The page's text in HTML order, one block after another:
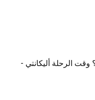
الرحلة أليكانتي -